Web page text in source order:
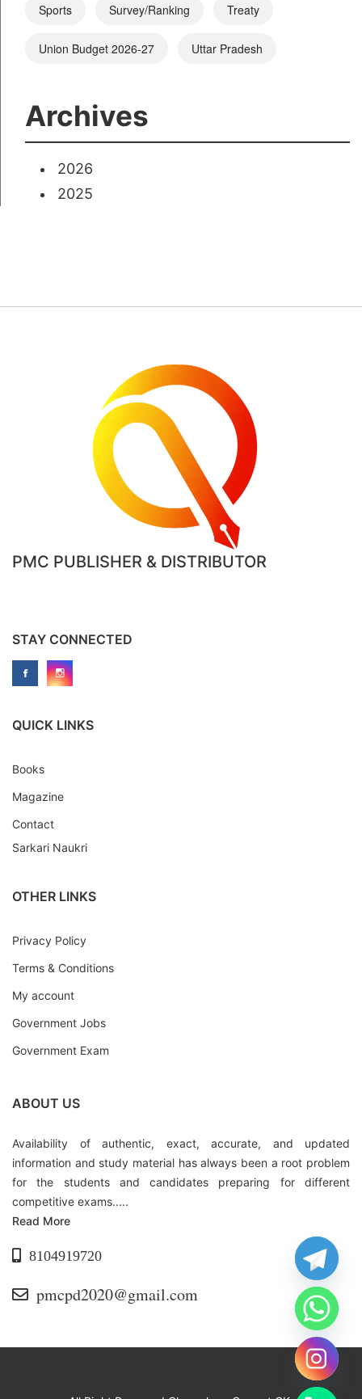
Sports Survey/Ranking Treaty
Union Budget 2026-27 Uttar Pradesh
Archives
2026
2025
PMC PUBLISHER & DISTRIBUTOR
STAY CONNECTED
QUICK LINKS
Books
Magazine
Contact
Sarkari Naukri
OTHER LINKS
Privacy Policy
Terms & Conditions
My account
Government Jobs
Government Exam
ABOUT US
Availability of authentic, exact, accurate, and updated
information and study material has always been a root problem
for the students and candidates preparing for different
competitive exams.....
Read More
8104919720
pmcpd2020@gmail.com